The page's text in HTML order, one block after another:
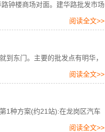
钟楼商场对面。建华路批发市场
阅读全文>>
东门。主要的批发点有明华，
阅读全文>>
1种方案(约21站):在龙岗区汽车
阅读全文>>